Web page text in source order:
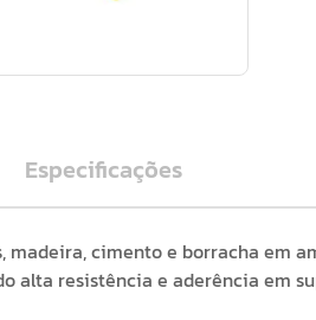
Especificações
cimento e borracha em
alta resistência e aderência em